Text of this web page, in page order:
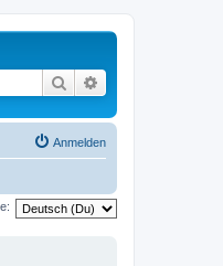
Suche
Anmelden